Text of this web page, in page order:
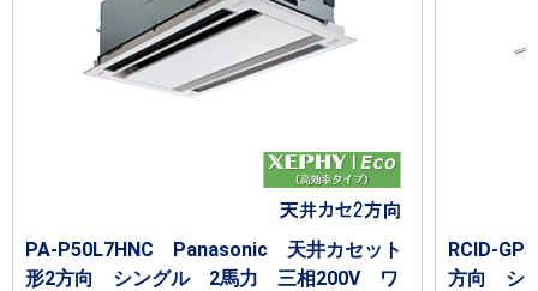
PA-P50L7HNC Panasonic 天井カセット
形2方向 シングル 2馬力 三相200V ワ
RCID-
方向 シ